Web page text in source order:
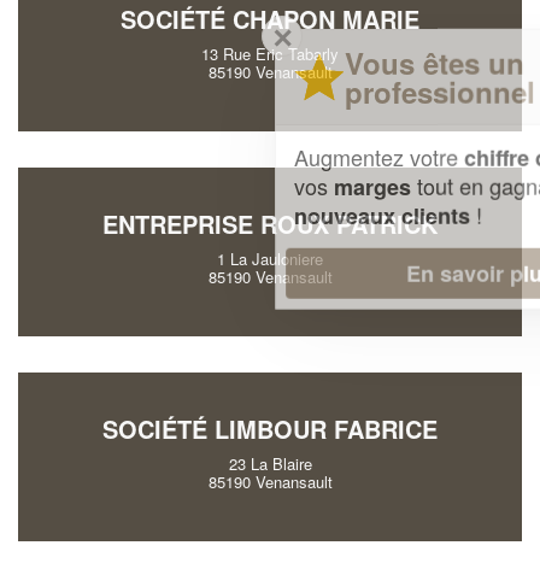
SOCIÉTÉ CHAPON MARIE
13 Rue Eric Tabarly
85190 Venansault
ENTREPRISE ROUX PATRICK
1 La Jauloniere
85190 Venansault
SOCIÉTÉ LIMBOUR FABRICE
23 La Blaire
85190 Venansault
✕
Vous êtes un
professionnel ?
Augmentez votrechiffre d'affaireset
tout en gagnant de
nouveaux clients!
En savoir plus